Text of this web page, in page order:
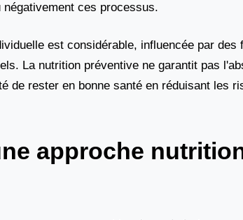
ces processus.
est considérable, influencée par des
La nutrition préventive ne garantit pas
de rester en bonne santé en réduisant les
approche